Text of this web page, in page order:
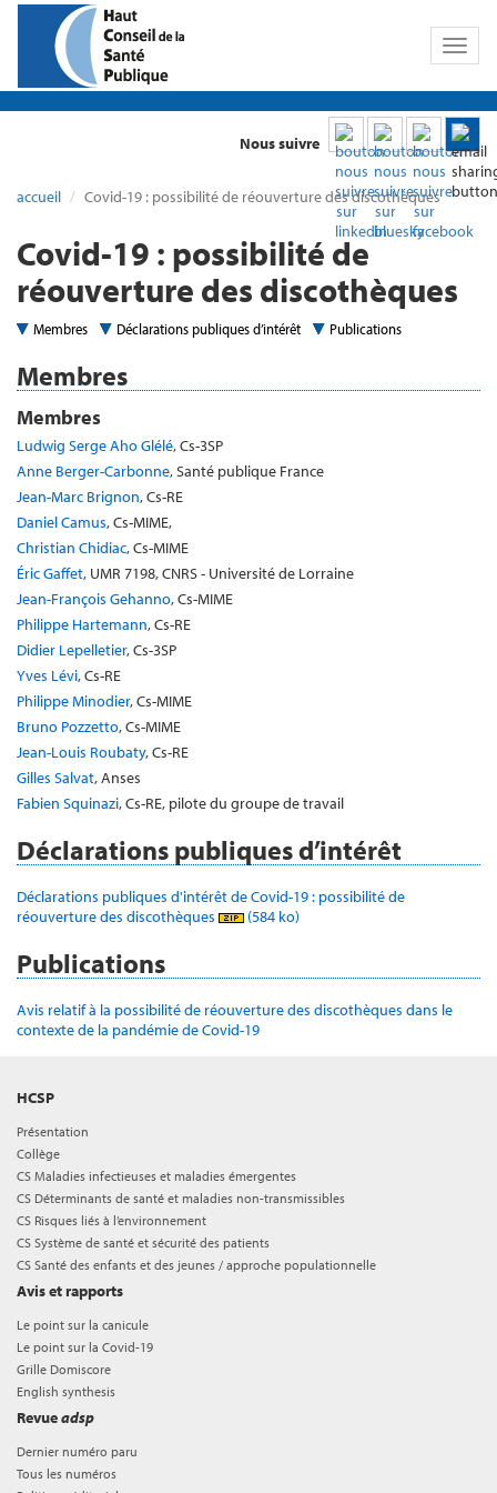
Toggle
Nous suivre
accueil Covid-19 : possibilité de réouverture des discothèques
Covid-19 : possibilité de
réouverture des discothèques
Membres Déclarations publiques d’intérêt Publications
Membres
Membres
Ludwig Serge Aho Glélé, Cs-3SP
Anne Berger-Carbonne, Santé publique France
Jean-Marc Brignon, Cs-RE
Daniel Camus, Cs-MIME,
Christian Chidiac, Cs-MIME
Éric Gaffet, UMR 7198, CNRS - Université de Lorraine
Jean-François Gehanno, Cs-MIME
Philippe Hartemann, Cs-RE
Didier Lepelletier, Cs-3SP
Yves Lévi, Cs-RE
Philippe Minodier, Cs-MIME
Bruno Pozzetto, Cs-MIME
Jean-Louis Roubaty, Cs-RE
Gilles Salvat, Anses
Fabien Squinazi, Cs-RE, pilote du groupe de travail
Déclarations publiques d’intérêt
Déclarations publiques d'intérêt de Covid-19 : possibilité de
réouverture des discothèques
(584 ko)
Publications
Avis relatif à la possibilité de réouverture des discothèques dans le
contexte de la pandémie de Covid-19
HCSP
Présentation
Collège
CS Maladies infectieuses et maladies émergentes
CS Déterminants de santé et maladies non-transmissibles
CS Risques liés à l’environnement
CS Système de santé et sécurité des patients
CS Santé des enfants et des jeunes / approche populationnelle
Avis et rapports
Le point sur la canicule
Le point sur la Covid-19
Grille Domiscore
English synthesis
Revueadsp
Dernier numéro paru
Tous les numéros